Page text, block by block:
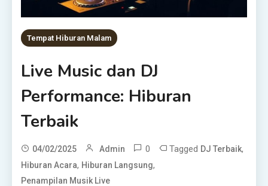
Tempat Hiburan Malam
Live Music dan DJ
Performance: Hiburan
Terbaik
04/02/2025 Admin 0 Tagged DJ Terbaik,
Hiburan Acara, Hiburan Langsung,
Penampilan Musik Live